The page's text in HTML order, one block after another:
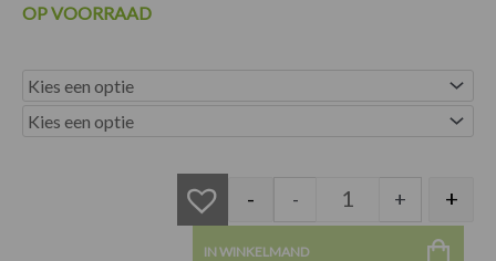
OP VOORRAAD
Venezia barkruk
- - + +
IN WINKELMAND